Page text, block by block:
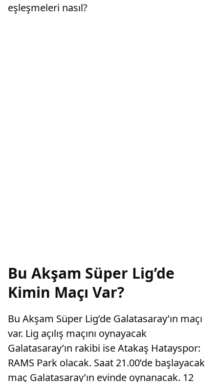
eşleşmeleri nasıl?
Bu Akşam Süper Lig’de
Kimin Maçı Var?
Bu Akşam Süper Lig’de Galatasaray’ın maçı
var. Lig açılış maçını oynayacak
Galatasaray’ın rakibi ise Atakaş Hatayspor:
RAMS Park olacak. Saat 21.00’de başlayacak
maç Galatasaray’ın evinde oynanacak. 12